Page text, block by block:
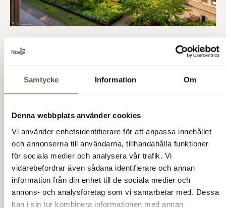
Samtycke Information Om
Denna webbplats använder cookies
Vi använder enhetsidentifierare för att anpassa innehållet
och annonserna till användarna, tillhandahålla funktioner
för sociala medier och analysera vår trafik. Vi
vidarebefordrar även sådana identifierare och annan
information från din enhet till de sociala medier och
annons- och analysföretag som vi samarbetar med. Dessa
kan i sin tur kombinera informationen med annan